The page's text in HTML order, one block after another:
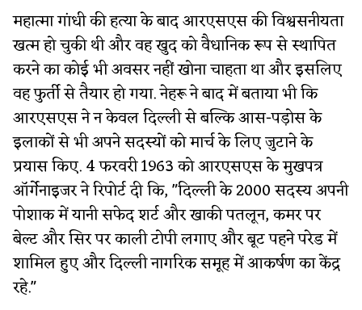
महात्मा गांधी की हत्या के बाद आरएसएस की विश्वसनीयता
खत्म हो चुकी थी और वह खुद को वैधानिक रूप से स्थापित
करने का कोई भी अवसर नहीं खोना चाहता था और इसलिए
वह फुर्ती से तैयार हो गया. नेहरू ने बाद में बताया भी कि
आरएसएस ने न केवल दिल्ली से बल्कि आस-पड़ोस के
इलाकों से भी अपने सदस्यों को मार्च के लिए जुटाने के
प्रयास किए. 4 फरवरी 1963 को आरएसएस के मुखपत्र
ऑर्गेनाइजर ने रिपोर्ट दी कि, "दिल्ली के 2000 सदस्य अपनी
पोशाक में यानी सफेद शर्ट और खाकी पतलून, कमर पर
बेल्ट और सिर पर काली टोपी लगाए और बूट पहने परेड में
शामिल हुए और दिल्ली नागरिक समूह में आकर्षण का केंद्र
रहे."